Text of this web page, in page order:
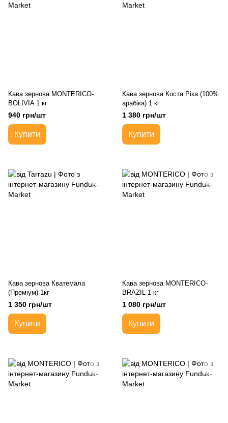
Кава зернова MONTERICO-
BOLIVIA 1 кг
940 грн/шт
Купити
Кава зернова Коста Ріка (100%
арабіка) 1 кг
1 380 грн/шт
Купити
Кава зернова Кватемала
(Преміум) 1кг
1 350 грн/шт
Купити
Кава зернова MONTERICO-
BRAZIL 1 кг
1 080 грн/шт
Купити